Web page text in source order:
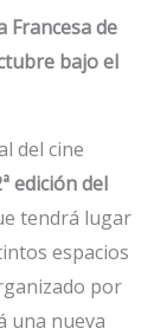
Francesa de
bajo el
del cine
edición del
tendrá lugar
espacios
por
una nueva